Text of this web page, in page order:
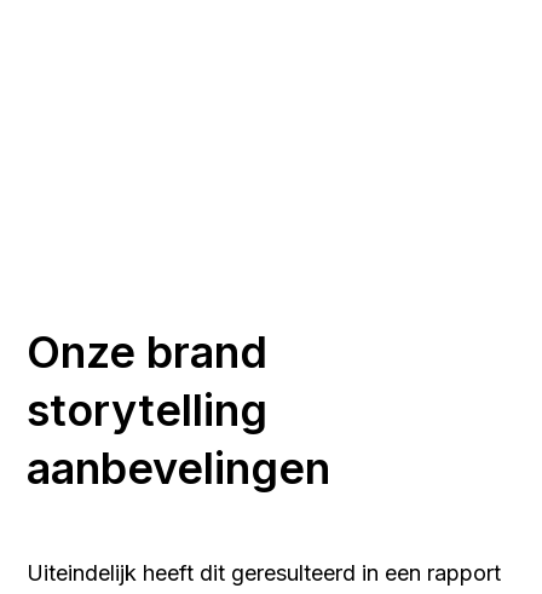
Onze brand
storytelling
aanbevelingen
Uiteindelijk heeft dit geresulteerd in een rapport